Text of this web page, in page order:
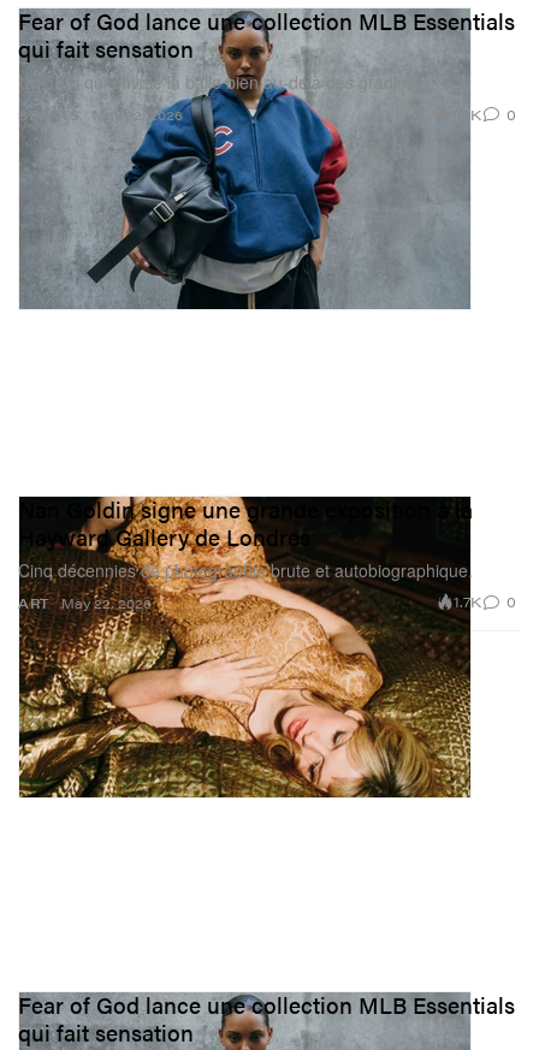
SPORTS
Fear of God lance une collection MLB Essentials
qui fait sensation
Un drop qui envoie la balle bien au‑delà des gradins.
May 22, 2026 1.3K 0
ART
Nan Goldin signe une grande exposition à la
Hayward Gallery de Londres
Cinq décennies de photographie brute et autobiographique.
May 22, 2026 1.7K 0
Fear of God lance une collection MLB Essentials
qui fait sensation